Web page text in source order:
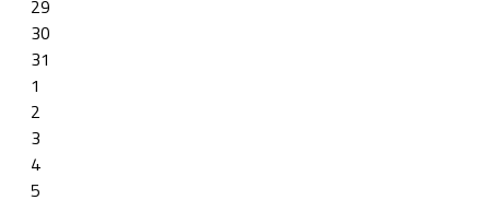
29
30
31
1
2
3
4
5